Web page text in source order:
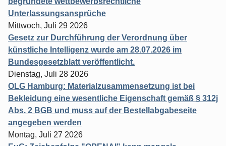
Unterlassungsansprüche
Mittwoch, Juli 29 2026
Gesetz zur Durchführung der Verordnung über
künstliche Intelligenz wurde am 28.07.2026 im
Bundesgesetzblatt veröffentlicht.
Dienstag, Juli 28 2026
OLG Hamburg: Materialzusammensetzung ist bei
Bekleidung eine wesentliche Eigenschaft gemäß § 312j
Abs. 2 BGB und muss auf der Bestellabgabeseite
angegeben werden
Montag, Juli 27 2026